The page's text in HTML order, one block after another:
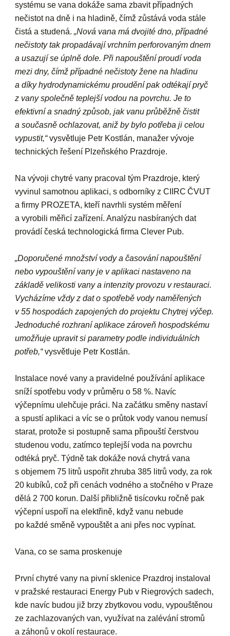
systému se vana dokáže sama zbavit případných
nečistot na dně i na hladině, čímž zůstává voda stále
čistá a studená.„Nová vana má dvojité dno, případné
nečistoty tak propadávají vrchním perforovaným dnem
a usazují se úplně dole. Při napouštění proudí voda
mezi dny, čímž případné nečistoty žene na hladinu
a díky hydrodynamickému proudění pak odtékají pryč
z vany společně teplejší vodou na povrchu. Je to
efektivní a snadný způsob, jak vanu průběžně čistit
a současně ochlazovat, aniž by bylo potřeba ji celou
vypustit,“vysvětluje Petr Kostlán, manažer vývoje
technických řešení Plzeňského Prazdroje.
Na vývoji chytré vany pracoval tým Prazdroje, který
vyvinul samotnou aplikaci, s odborníky z CIIRC ČVUT
a firmy PROZETA, kteří navrhli systém měření
a vyrobili měřicí zařízení. Analýzu nasbíraných dat
provádí česká technologická firma Clever Pub.
„Doporučené množství vody a časování napouštění
nebo vypouštění vany je v aplikaci nastaveno na
základě velikosti vany a intenzity provozu v restauraci.
Vycházíme vždy z dat o spotřebě vody naměřených
v 55 hospodách zapojených do projektu Chytrej výčep.
Jednoduché rozhraní aplikace zároveň hospodskému
umožňuje upravit si parametry podle individuálních
potřeb,“vysvětluje Petr Kostlán.
Instalace nové vany a pravidelné používání aplikace
sníží spotřebu vody v průměru o 58 %. Navíc
výčepnímu ulehčuje práci. Na začátku směny nastaví
a spustí aplikaci a víc se o průtok vody vanou nemusí
starat, protože si postupně sama připouští čerstvou
studenou vodu, zatímco teplejší voda na povrchu
odtéká pryč. Týdně tak dokáže nová chytrá vana
s objemem 75 litrů uspořit zhruba 385 litrů vody, za rok
20 kubíků, což při cenách vodného a stočného v Praze
dělá 2 700 korun. Další přibližně tisícovku ročně pak
výčepní uspoří na elektřině, když vanu nebude
po každé směně vypouštět a ani přes noc vypínat.
Vana, co se sama proskenuje
První chytré vany na pivní sklenice Prazdroj instaloval
v pražské restauraci Energy Pub v Riegrových sadech,
kde navíc budou již brzy zbytkovou vodu, vypouštěnou
ze zachlazovaných van, využívat na zalévání stromů
a záhonů v okolí restaurace.